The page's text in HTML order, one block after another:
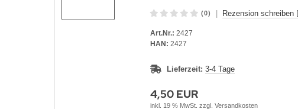
(0) Rezension schreiben
Art.Nr.: 2427
HAN: 2427
Lieferzeit: 3-4 Tage
4,50 EUR
inkl. 19 % MwSt. zzgl. Versandkosten